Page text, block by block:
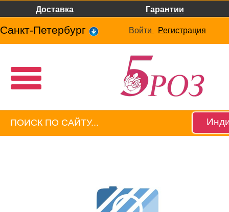
Доставка Гарантии
Санкт-Петербург Войти Регистрация